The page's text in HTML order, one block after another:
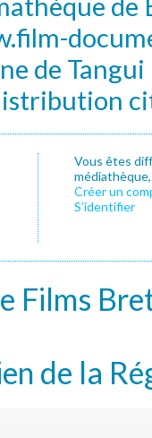
de
Vous êtes
Créer un
S’identifier
Films
de la